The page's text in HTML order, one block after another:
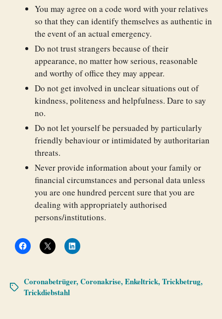
You may agree on a code word with your relatives
so that they can identify themselves as authentic in
the event of an actual emergency.
Do not trust strangers because of their
appearance, no matter how serious, reasonable
and worthy of office they may appear.
Do not get involved in unclear situations out of
kindness, politeness and helpfulness. Dare to say
no.
Do not let yourself be persuaded by particularly
friendly behaviour or intimidated by authoritarian
threats.
Never provide information about your family or
financial circumstances and personal data unless
you are one hundred percent sure that you are
dealing with appropriately authorised
persons/institutions.
Coronabetrüger,Coronakrise,Enkeltrick,Trickbetrug,
Trickdiebstahl